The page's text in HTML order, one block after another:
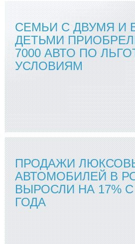
СЕМЬИ С ДВУМЯ И
ДЕТЬМИ
7000 АВТО ПО
УСЛОВИЯМ
ПРОДАЖИ
АВТОМОБИЛЕЙ В
ВЫРОСЛИ НА 17%
ГОДА